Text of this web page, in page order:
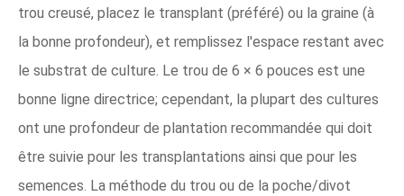
trou creusé, placez le transplant (préféré) ou la graine (à
la bonne profondeur), et remplissez l'espace restant avec
le substrat de culture. Le trou de 6 × 6 pouces est une
bonne ligne directrice; cependant, la plupart des cultures
ont une profondeur de plantation recommandée qui doit
être suivie pour les transplantations ainsi que pour les
semences. La méthode du trou ou de la poche/divot